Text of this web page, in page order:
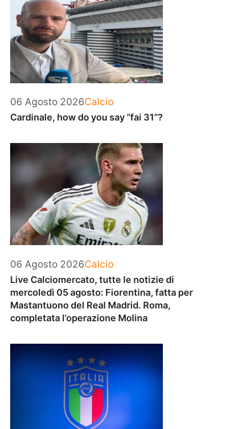
06 Agosto 2026Categorie
Calcio
Cardinale, how do you say “fai 31”?
06 Agosto 2026Categorie
Calcio
Live Calciomercato, tutte le notizie di
mercoledì 05 agosto: Fiorentina, fatta per
Mastantuono del Real Madrid. Roma,
completata l’operazione Molina